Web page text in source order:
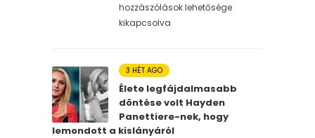
hozzászólások lehetősége
kikapcsolva
3 HÉT AGO
Élete legfájdalmasabb
döntése volt Hayden
Panettiere-nek, hogy
lemondott a kislányáról